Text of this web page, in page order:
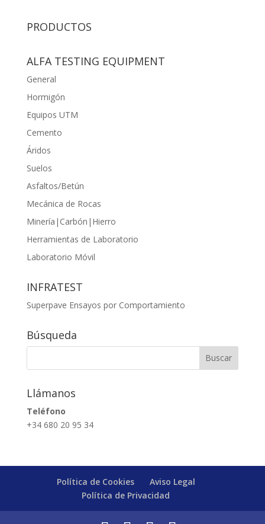
PRODUCTOS
ALFA TESTING EQUIPMENT
General
Hormigón
Equipos UTM
Cemento
Áridos
Suelos
Asfaltos/Betún
Mecánica de Rocas
Minería|Carbón|Hierro
Herramientas de Laboratorio
Laboratorio Móvil
INFRATEST
Superpave Ensayos por Comportamiento
Búsqueda
Llámanos
Teléfono
+34 680 20 95 34
Política de Cookies
Aviso Legal
Política de Privacidad